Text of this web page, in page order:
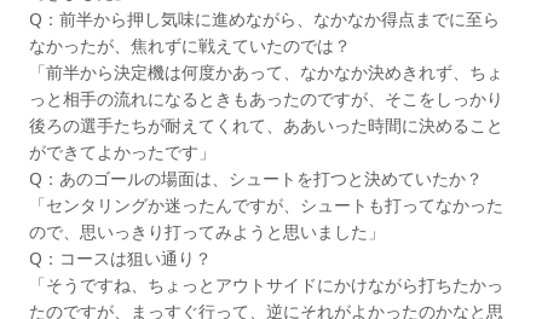
Q：前半から押し気味に進めながら、なかなか得点までに至ら
なかったが、焦れずに戦えていたのでは？
「前半から決定機は何度かあって、なかなか決めきれず、ちょ
っと相手の流れになるときもあったのですが、そこをしっかり
後ろの選手たちが耐えてくれて、ああいった時間に決めること
ができてよかったです」
Q：あのゴールの場面は、シュートを打つと決めていたか？
「センタリングか迷ったんですが、シュートも打ってなかった
ので、思いっきり打ってみようと思いました」
Q：コースは狙い通り？
「そうですね、ちょっとアウトサイドにかけながら打ちたかっ
たのですが、まっすぐ行って、逆にそれがよかったのかなと思